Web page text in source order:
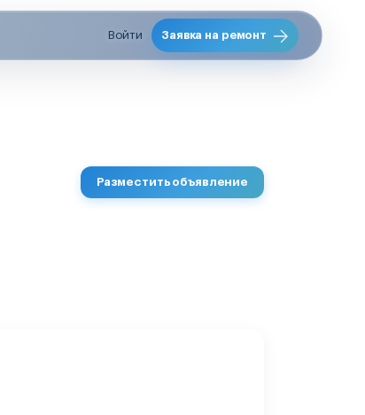
Войти Заявка на ремонт
Разместить объявление